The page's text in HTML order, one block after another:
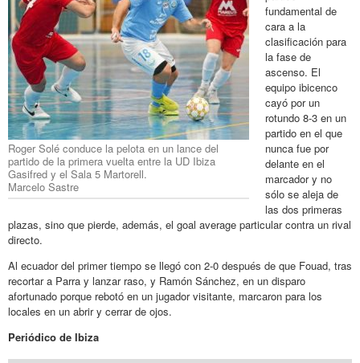
Roger Solé conduce la pelota en un lance del
partido de la primera vuelta entre la UD Ibiza
Gasifred y el Sala 5 Martorell.
Marcelo Sastre
fundamental de
cara a la
clasificación para
la fase de
ascenso. El
equipo ibicenco
cayó por un
rotundo 8-3 en un
partido en el que
nunca fue por
delante en el
marcador y no
sólo se aleja de
las dos primeras
plazas, sino que pierde, además, el goal average particular contra un rival
directo.
Al ecuador del primer tiempo se llegó con 2-0 después de que Fouad, tras
recortar a Parra y lanzar raso, y Ramón Sánchez, en un disparo
afortunado porque rebotó en un jugador visitante, marcaron para los
locales en un abrir y cerrar de ojos.
Periódico de Ibiza